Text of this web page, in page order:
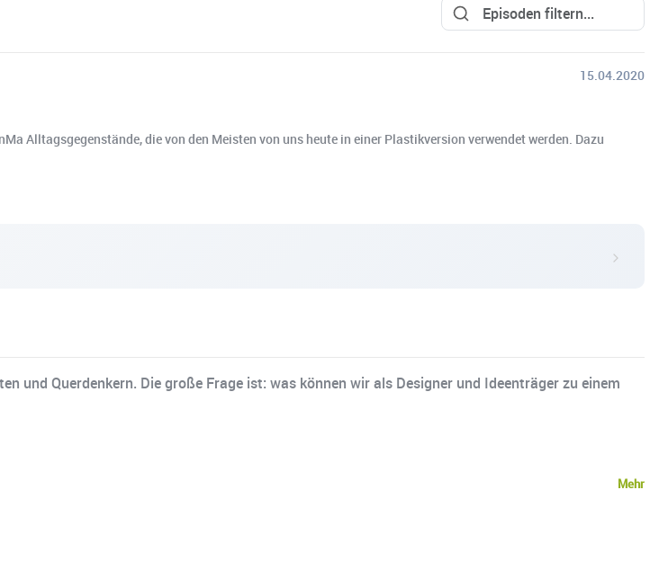
15.04.2020
Alltagsgegenstände, die von den Meisten von uns heute in einer Plastikversion verwendet werden. Dazu
und Querdenkern. Die große Frage ist: was können wir als Designer und Ideenträger zu einem
Mehr